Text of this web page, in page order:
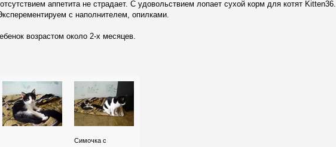
аппетита не страдает. С удовольствием лопает сухой корм для котят Kitten36.
с наполнителем, опилками.
возрастом около 2-х месяцев.
Симочка с